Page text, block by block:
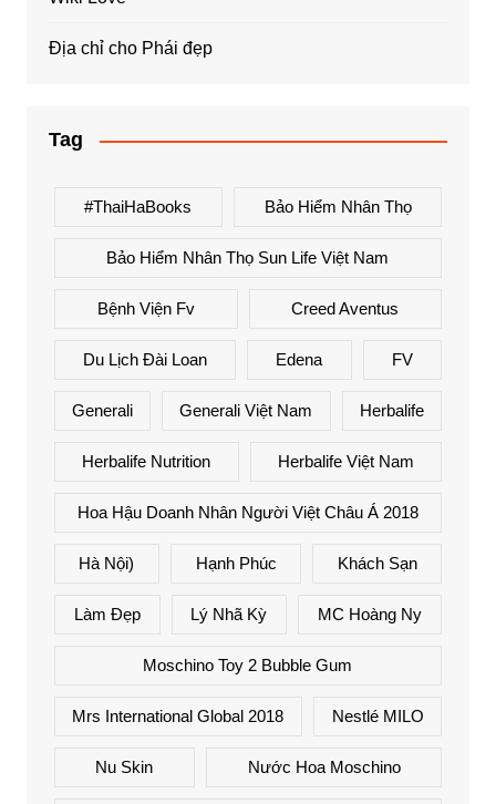
Địa chỉ cho Phái đẹp
Tag
#ThaiHaBooks Bảo Hiểm Nhân Thọ
Bảo Hiểm Nhân Thọ Sun Life Việt Nam
Bệnh Viện Fv Creed Aventus
Du Lịch Đài Loan Edena FV
Generali Generali Việt Nam Herbalife
Herbalife Nutrition Herbalife Việt Nam
Hoa Hậu Doanh Nhân Người Việt Châu Á 2018
Hà Nội) Hạnh Phúc Khách Sạn
Làm Đẹp Lý Nhã Kỳ MC Hoàng Ny
Moschino Toy 2 Bubble Gum
Mrs International Global 2018 Nestlé MILO
Nu Skin Nước Hoa Moschino